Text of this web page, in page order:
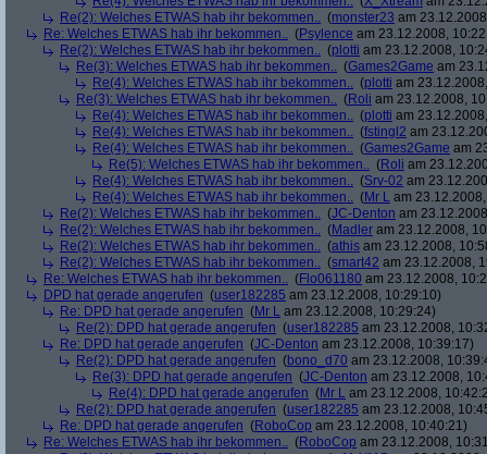
Re(2): Welches ETWAS hab ihr bekommen.. (monster23 am
Re: Welches ETWAS hab ihr bekommen.. (Psylence am 23.12.2008,
Re(2): Welches ETWAS hab ihr bekommen.. (plotti am 23.12.2008,
Re(3): Welches ETWAS hab ihr bekommen.. (Games2Game am
Re(4): Welches ETWAS hab ihr bekommen.. (plotti am
Re(3): Welches ETWAS hab ihr bekommen.. (Roli am 23.12.2008,
Re(4): Welches ETWAS hab ihr bekommen.. (plotti am
Re(4): Welches ETWAS hab ihr bekommen.. (fstingl2 am
Re(4): Welches ETWAS hab ihr bekommen.. (Games2Game am
Re(5): Welches ETWAS hab ihr bekommen.. (Roli am
Re(4): Welches ETWAS hab ihr bekommen.. (Srv-02 am
Re(4): Welches ETWAS hab ihr bekommen.. (Mr L am
Re(2): Welches ETWAS hab ihr bekommen.. (JC-Denton am
Re(2): Welches ETWAS hab ihr bekommen.. (Madler am 23.12.2008,
Re(2): Welches ETWAS hab ihr bekommen.. (athis am 23.12.2008,
Re(2): Welches ETWAS hab ihr bekommen.. (smart42 am 23.12.2008,
Re: Welches ETWAS hab ihr bekommen.. (Flo061180 am 23.12.2008,
DPD hat gerade angerufen (user182285 am 23.12.2008, 10:29:10)
Re: DPD hat gerade angerufen (Mr L am 23.12.2008, 10:29:24)
Re(2): DPD hat gerade angerufen (user182285 am 23.12.2008,
Re: DPD hat gerade angerufen (JC-Denton am 23.12.2008, 10:39:17)
Re(2): DPD hat gerade angerufen (bono_d70 am 23.12.2008,
Re(3): DPD hat gerade angerufen (JC-Denton am 23.12.2008,
Re(4): DPD hat gerade angerufen (Mr L am 23.12.2008,
Re(2): DPD hat gerade angerufen (user182285 am 23.12.2008,
Re: DPD hat gerade angerufen (RoboCop am 23.12.2008, 10:40:21)
Re: Welches ETWAS hab ihr bekommen.. (RoboCop am 23.12.2008,